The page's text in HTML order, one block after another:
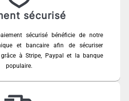
sécurisé
sécurisé bénéficie de notre
et bancaire afin de sécuriser
à Stripe, Paypal et la banque
populaire.